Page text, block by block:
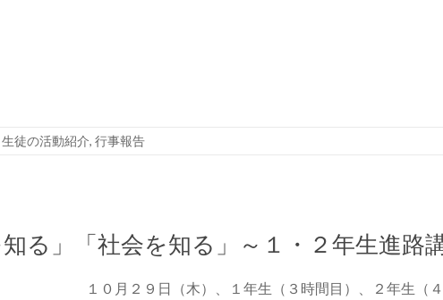
生徒の活動紹介, 行事報告
知る」「社会を知る」～１・２年生進路
１０月２９日（木）、１年生（３時間目）、２年生（